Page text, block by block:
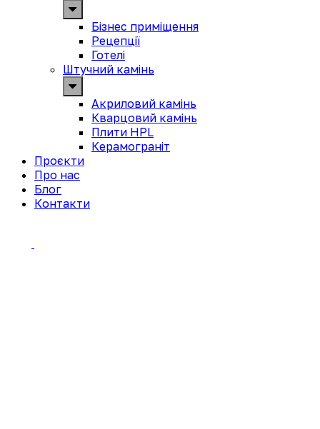
Бізнес приміщення
Рецепції
Готелі
Штучний камінь
Акриловий камінь
Кварцовий камінь
Плити HPL
Керамограніт
Проєкти
Про нас
Блог
Контакти